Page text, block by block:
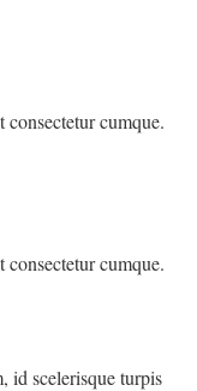
cumque.
cumque.
id scelerisque turpis